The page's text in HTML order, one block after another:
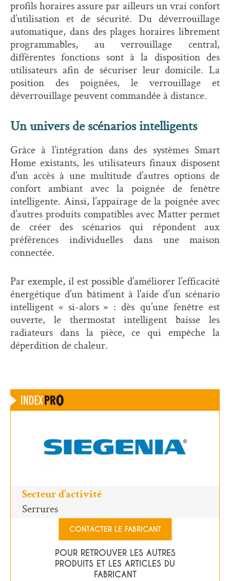
profils horaires assure par ailleurs un vrai confort
d’utilisation et de sécurité. Du déverrouillage
automatique, dans des plages horaires librement
programmables, au verrouillage central,
différentes fonctions sont à la disposition des
utilisateurs afin de sécuriser leur domicile. La
position des poignées, le verrouillage et
déverrouillage peuvent commandée à distance.
Un univers de scénarios intelligents
Grâce à l’intégration dans des systèmes Smart
Home existants, les utilisateurs finaux disposent
d’un accès à une multitude d’autres options de
confort ambiant avec la poignée de fenêtre
intelligente. Ainsi, l’appairage de la poignée avec
d’autres produits compatibles avec Matter permet
de créer des scénarios qui répondent aux
préférences individuelles dans une maison
connectée.
Par exemple, il est possible d’améliorer l’efficacité
énergétique d’un bâtiment à l’aide d’un scénario
intelligent « si-alors » : dès qu’une fenêtre est
ouverte, le thermostat intelligent baisse les
radiateurs dans la pièce, ce qui empêche la
déperdition de chaleur.
Secteur d’activité
Serrures
CONTACTER LE FABRICANT
POUR RETROUVER LES AUTRES
PRODUITS ET LES ARTICLES DU
FABRICANT